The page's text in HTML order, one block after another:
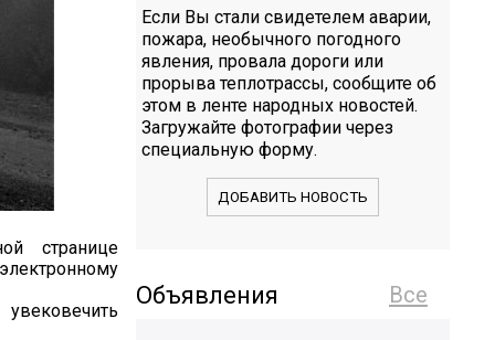
странице
Если Вы стали свидетелем аварии,
пожара, необычного погодного
явления, провала дороги или
прорыва теплотрассы, сообщите об
этом в ленте народных новостей.
Загружайте фотографии через
специальную форму.
ДОБАВИТЬ НОВОСТЬ
Все
Объявления